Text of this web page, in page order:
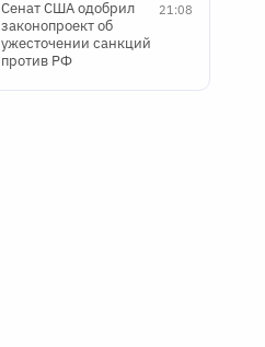
21:08
Сенат США одобрил
законопроект об
ужесточении санкций
против РФ